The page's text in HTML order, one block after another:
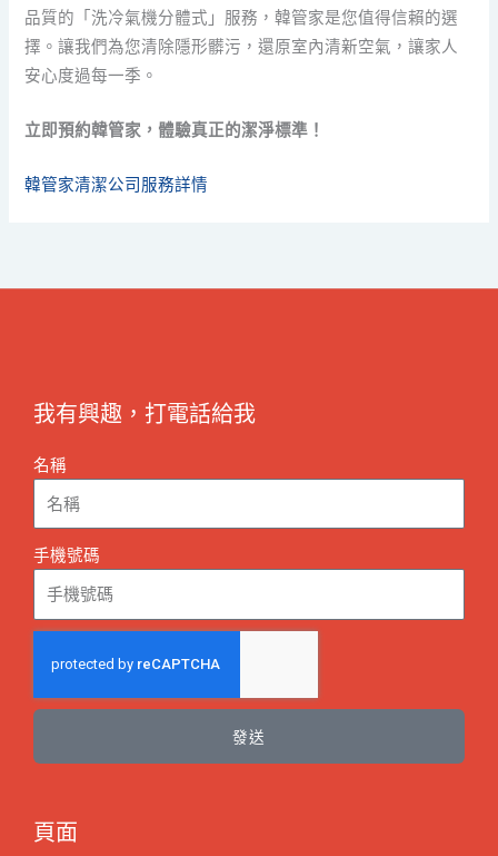
品質的「洗冷氣機分體式」服務，韓管家是您值得信賴的選
擇。讓我們為您清除隱形髒污，還原室內清新空氣，讓家人
安心度過每一季。
立即預約韓管家，體驗真正的潔淨標準！
韓管家清潔公司服務詳情
我有興趣，打電話給我
名稱
手機號碼
發送
頁面